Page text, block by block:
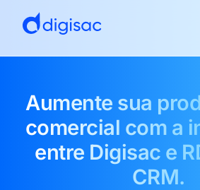
Aumente sua
comercial com a
entre Digisac e
CRM.